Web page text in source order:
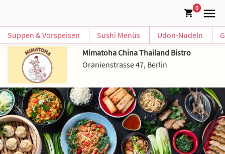
0
Suppen & Vorspeisen Sushi Menüs Udon-Nudeln
Mimatoha China Thailand Bistro
Oranienstrasse 47, Berlin